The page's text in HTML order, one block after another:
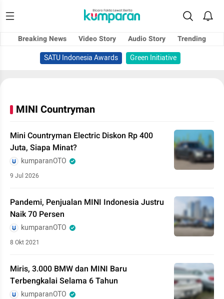
Breaking News Video Story Audio Story
Trending
SATU Indonesia Awards
Green Initiative
MINI Countryman
Mini Countryman Electric Diskon Rp 400
Juta, Siapa Minat?
kumparanOTO
9 Jul 2026
Pandemi, Penjualan MINI Indonesia Justru
Naik 70 Persen
kumparanOTO
8 Okt 2021
Miris, 3.000 BMW dan MINI Baru
Terbengkalai Selama 6 Tahun
kumparanOTO